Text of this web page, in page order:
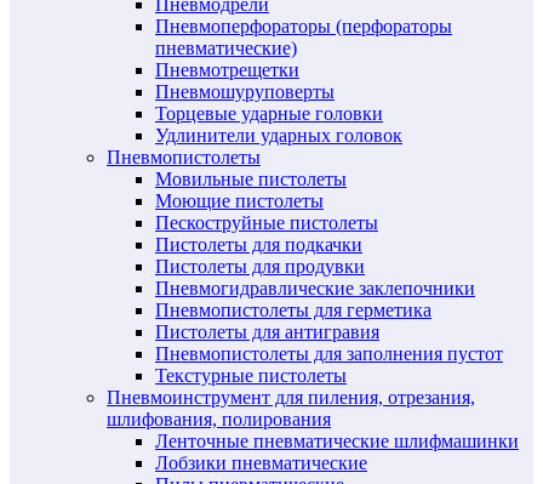
Пневмоперфораторы (перфораторы
пневматические)
Пневмотрещетки
Пневмошуруповерты
Торцевые ударные головки
Удлинители ударных головок
Пневмопистолеты
Мовильные пистолеты
Моющие пистолеты
Пескоструйные пистолеты
Пистолеты для подкачки
Пистолеты для продувки
Пневмогидравлические заклепочники
Пневмопистолеты для герметика
Пистолеты для антигравия
Пневмопистолеты для заполнения пустот
Текстурные пистолеты
Пневмоинструмент для пиления, отрезания,
шлифования, полирования
Ленточные пневматические шлифмашинки
Лобзики пневматические